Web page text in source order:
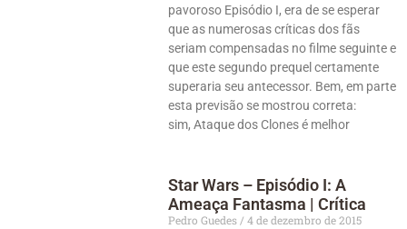
pavoroso Episódio I, era de se esperar
que as numerosas críticas dos fãs
seriam compensadas no filme seguinte e
que este segundo prequel certamente
superaria seu antecessor. Bem, em parte
esta previsão se mostrou correta:
sim, Ataque dos Clones é melhor
Star Wars – Episódio I: A
Ameaça Fantasma | Crítica
Pedro Guedes
4 de dezembro de 2015